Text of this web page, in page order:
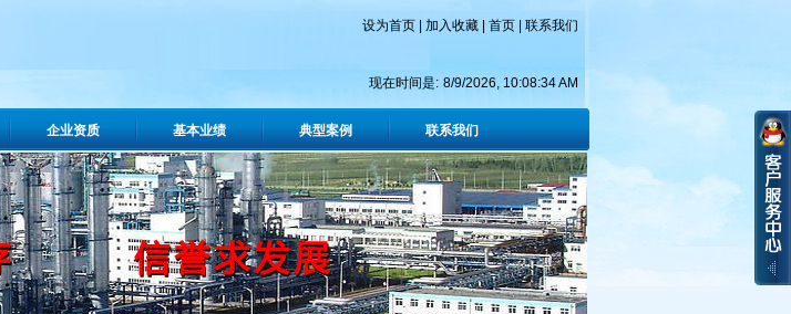
设为首页 加入收藏 首页 联系我们
现在时间是: 8/9/2026, 10:08:35 AM
企业资质 基本业绩 典型案例 联系我们